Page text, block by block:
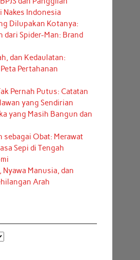
Nakes Indonesia
Dilupakan Kotanya:
dari Spider-Man: Brand
dan Kedaulatan:
Pertahanan
Pernah Putus: Catatan
yang Sendirian
yang Masih Bangun dan
sebagai Obat: Merawat
Sepi di Tengah
Manusia, dan
Arah